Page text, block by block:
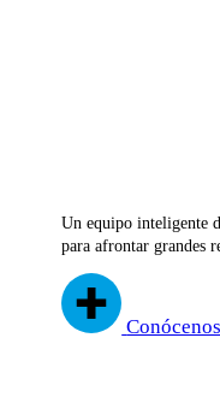
Un equipo inteligente
para afrontar grandes
Conócenos